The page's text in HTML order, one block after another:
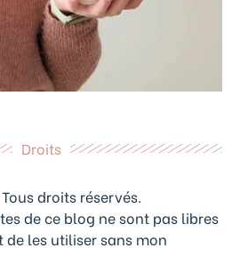
Droits
droits réservés.
de ce blog ne sont pas libres
les utiliser sans mon